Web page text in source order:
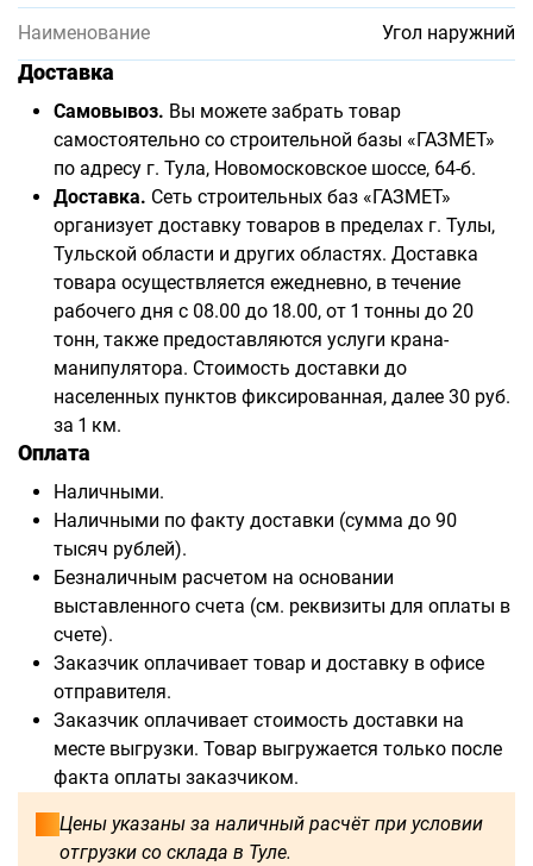
Наименование Угол наружний
Доставка
Самовывоз. Вы можете забрать товар
самостоятельно со строительной базы «ГАЗМЕТ»
по адресу г. Тула, Новомосковское шоссе, 64-б.
Доставка. Сеть строительных баз «ГАЗМЕТ»
организует доставку товаров в пределах г. Тулы,
Тульской области и других областях. Доставка
товара осуществляется ежедневно, в течение
рабочего дня с 08.00 до 18.00, от 1 тонны до 20
тонн, также предоставляются услуги крана-
манипулятора. Стоимость доставки до
населенных пунктов фиксированная, далее 30 руб.
за 1 км.
Оплата
Наличными.
Наличными по факту доставки (сумма до 90
тысяч рублей).
Безналичным расчетом на основании
выставленного счета (см. реквизиты для оплаты в
счете).
Заказчик оплачивает товар и доставку в офисе
отправителя.
Заказчик оплачивает стоимость доставки на
месте выгрузки. Товар выгружается только после
факта оплаты заказчиком.
Цены указаны за наличный расчёт при условии
отгрузки со склада в Туле.